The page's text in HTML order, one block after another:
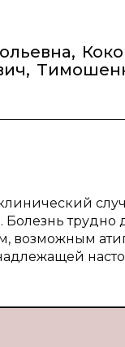
,
,
Болезнь
возможным